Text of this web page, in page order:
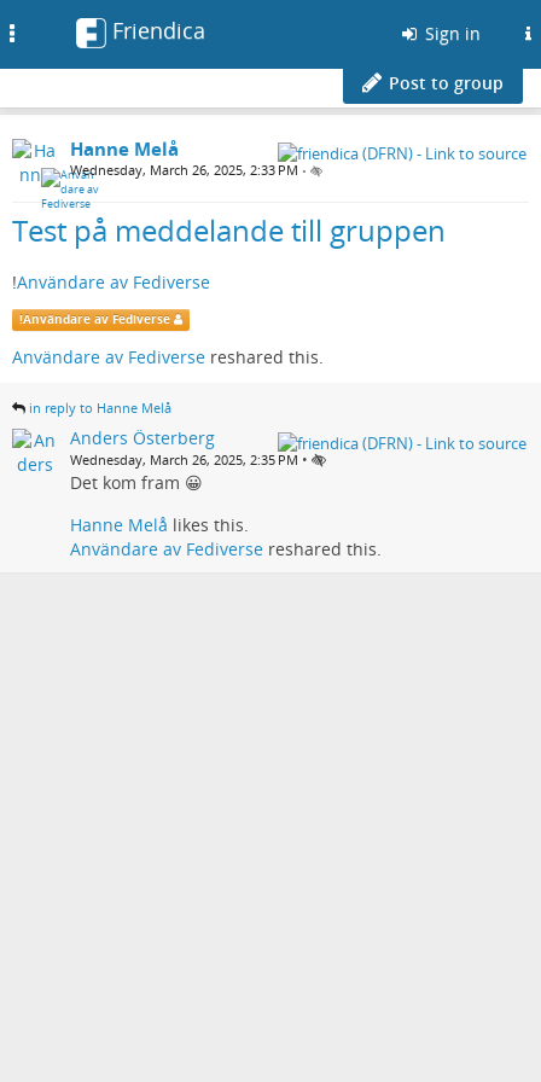
Friendica Sign in
Post to group
Hanne Melå
Wednesday, March 26, 2025, 2:33 PM •
Test på meddelande till gruppen
!Användare av Fediverse
!Användare av Fediverse
Användare av Fediverse reshared this.
in reply to Hanne Melå
Anders Österberg
Wednesday, March 26, 2025, 2:35 PM •
Det kom fram 😀
Hanne Melå likes this.
Användare av Fediverse reshared this.